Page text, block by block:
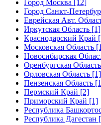
Город Москва [12]
Город Санкт-
Еврейская Авт.
Иркутская Область [1]
Краснодарский Край
Московская Область
Новосибирская
Оренбургская
Орловская Область [1]
Пензенская Область
Пермский Край [2]
Приморский Край [1]
Республика
Республика Дагестан